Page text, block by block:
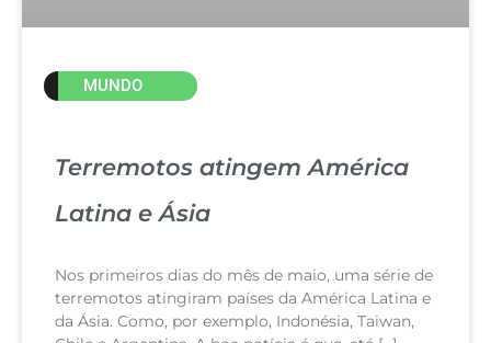
MUNDO
Terremotos atingem América
Latina e Ásia
Nos primeiros dias do mês de maio, uma série de
terremotos atingiram países da América Latina e
da Ásia. Como, por exemplo, Indonésia, Taiwan,